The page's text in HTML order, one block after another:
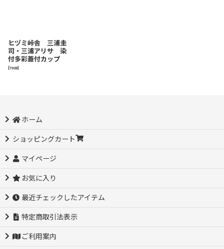
ヒヅミ峠舎 三浦圭
司・三浦アリサ 染
付多彩蓋付カップ
7303
ホーム
ショッピングカート
マイページ
お気に入り
最近チェックしたアイテム
特定商取引法表示
ご利用案内